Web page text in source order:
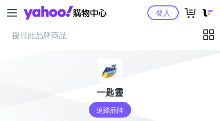
Yahoo購物中心登入
一匙靈
追蹤品牌